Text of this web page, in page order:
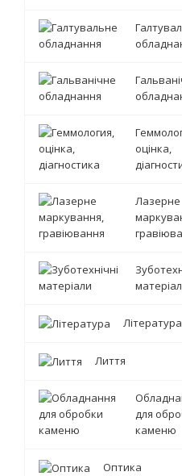
оцінка,
Лазерне
Література
Лиття
для
каменю
Оптика